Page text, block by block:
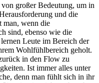
großer Bedeutung, um in
und die
man, wenn die
sind, ebenso wie die
Leute im Bereich der
Wohlfühlbereich geholt.
in den Flow zu
Ist immer alles unter
denn man fühlt sich in ihr